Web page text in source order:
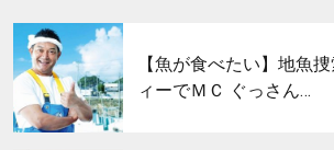
サムネイル
【魚が食べたい】地魚
ィーでＭＣ ぐっさん…